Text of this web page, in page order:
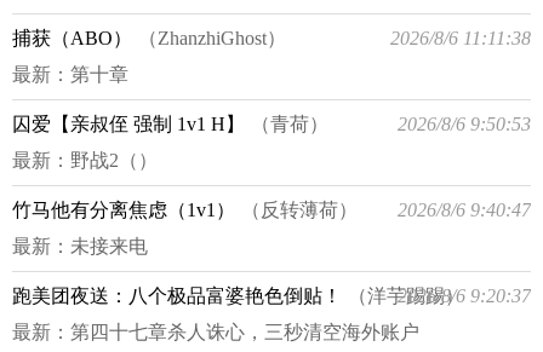
捕获（ABO） （ZhanzhiGhost）
2026/8/6 11:11:38
最新： 第十章
囚爱【亲叔侄 强制 1v1 H】 （青荷）
2026/8/6 9:50:53
最新： 野战2（）
竹马他有分离焦虑（1v1） （反转薄荷）
2026/8/6 9:40:47
最新： 未接来电
跑美团夜送：八个极品富婆艳色倒贴！ （洋芋踢踢）
2026/8/6 9:20:37
最新： 第四十七章杀人诛心，三秒清空海外账户